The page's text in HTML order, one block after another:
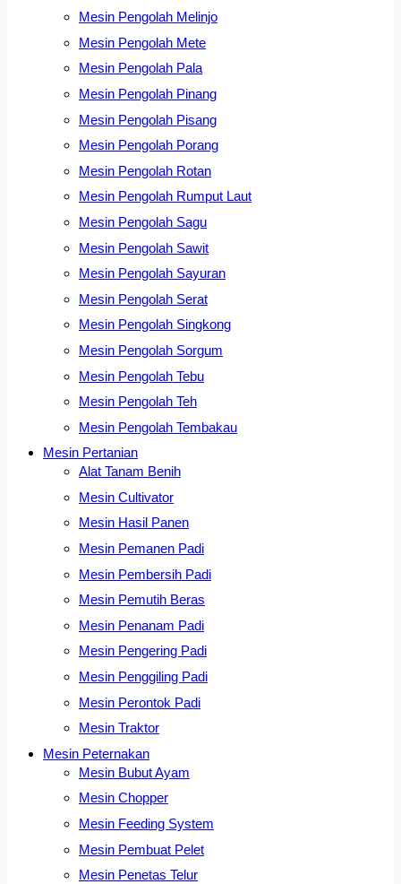
Mesin Pengolah Melinjo
Mesin Pengolah Mete
Mesin Pengolah Pala
Mesin Pengolah Pinang
Mesin Pengolah Pisang
Mesin Pengolah Porang
Mesin Pengolah Rotan
Mesin Pengolah Rumput Laut
Mesin Pengolah Sagu
Mesin Pengolah Sawit
Mesin Pengolah Sayuran
Mesin Pengolah Serat
Mesin Pengolah Singkong
Mesin Pengolah Sorgum
Mesin Pengolah Tebu
Mesin Pengolah Teh
Mesin Pengolah Tembakau
Mesin Pertanian
Alat Tanam Benih
Mesin Cultivator
Mesin Hasil Panen
Mesin Pemanen Padi
Mesin Pembersih Padi
Mesin Pemutih Beras
Mesin Penanam Padi
Mesin Pengering Padi
Mesin Penggiling Padi
Mesin Perontok Padi
Mesin Traktor
Mesin Peternakan
Mesin Bubut Ayam
Mesin Chopper
Mesin Feeding System
Mesin Pembuat Pelet
Mesin Penetas Telur